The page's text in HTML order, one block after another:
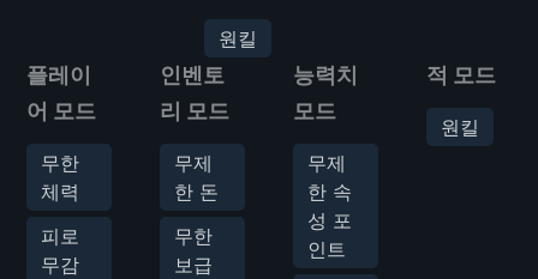
원킬
플레이
어 모드
무한
체력
피로
무감
인벤토
리 모드
무제
한 돈
무한
보급
능력치
모드
무제
한 속
성 포
인트
적 모드
원킬